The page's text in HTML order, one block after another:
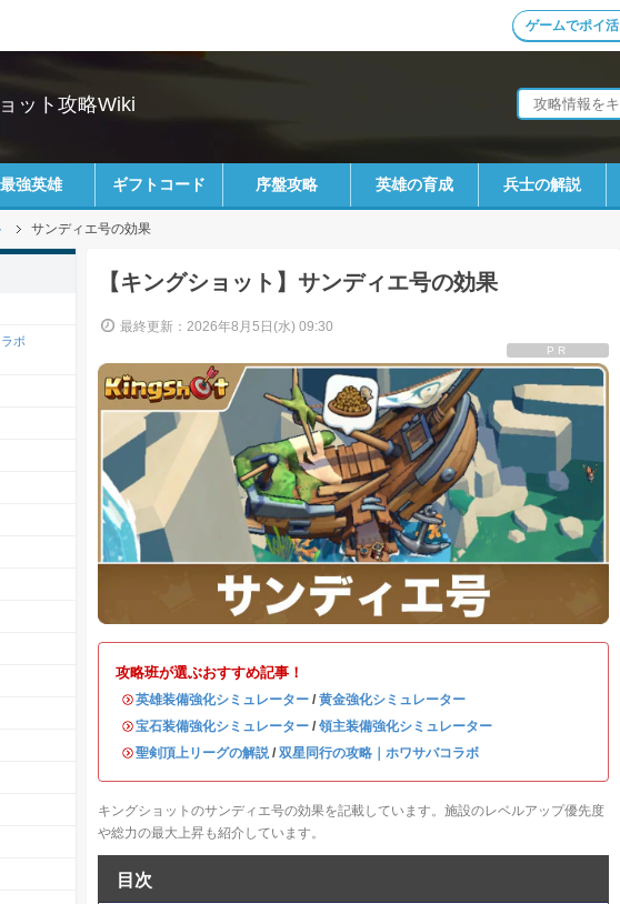
ゲームでポイ活
ット攻略Wiki
最強英雄 ギフトコード 序盤攻略 英雄の育成 兵士の解説
サンディエ号の効果
【キングショット】サンディエ号の効果
最終更新：2026年8月5日(水) 09:30
PR
攻略班が選ぶおすすめ記事！
・英雄装備強化シミュレーター / 黄金強化シミュレーター
・宝石装備強化シミュレーター / 領主装備強化シミュレーター
・聖剣頂上リーグの解説 / 双星同行の攻略｜ホワサバコラボ
キングショットのサンディエ号の効果を記載しています。施設のレベルアップ優先度
や総力の最大上昇も紹介しています。
目次
ボ